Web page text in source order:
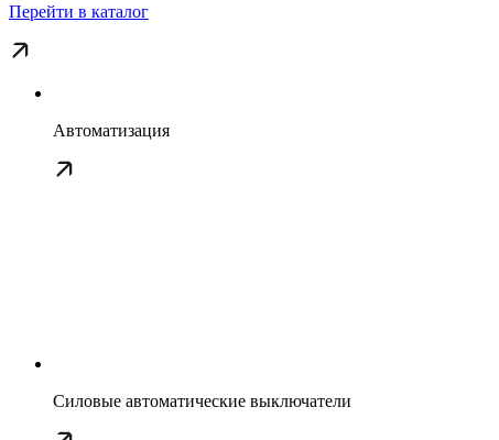
Перейти в каталог
Автоматизация
Силовые автоматические выключатели